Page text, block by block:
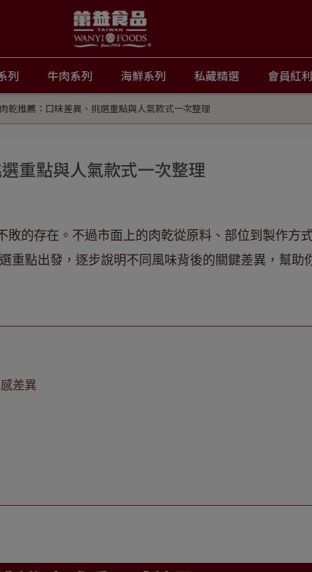
列 牛肉系列 海鮮系列 私藏精選 會員紅利
乾推薦：口味差異、挑選重點與人氣款式一次整理
重點與人氣款式一次整理
的存在。不過市面上的肉乾從原料、部位到製作方
重點出發，逐步說明不同風味背後的關鍵差異，幫助
差異